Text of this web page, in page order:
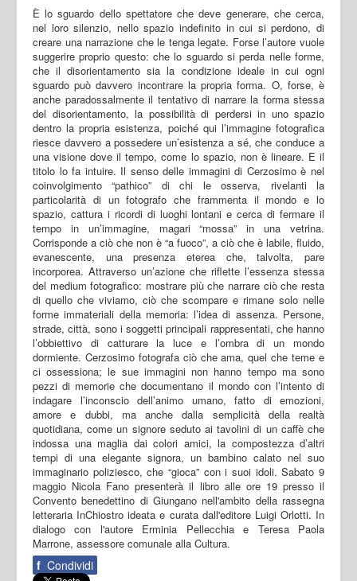
È lo sguardo dello spettatore che deve generare, che cerca,
nel loro silenzio, nello spazio indefinito in cui si perdono, di
creare una narrazione che le tenga legate. Forse l’autore vuole
suggerire proprio questo: che lo sguardo si perda nelle forme,
che il disorientamento sia la condizione ideale in cui ogni
sguardo può davvero incontrare la propria forma. O, forse, è
anche paradossalmente il tentativo di narrare la forma stessa
del disorientamento, la possibilità di perdersi in uno spazio
dentro la propria esistenza, poiché qui l’immagine fotografica
riesce davvero a possedere un’esistenza a sé, che conduce a
una visione dove il tempo, come lo spazio, non è lineare. E il
titolo lo fa intuire. Il senso delle immagini di Cerzosimo è nel
coinvolgimento “pathico” di chi le osserva, rivelanti la
particolarità di un fotografo che frammenta il mondo e lo
spazio, cattura i ricordi di luoghi lontani e cerca di fermare il
tempo in un’immagine, magari “mossa” in una vetrina.
Corrisponde a ciò che non è “a fuoco”, a ciò che è labile, fluido,
evanescente, una presenza eterea che, talvolta, pare
incorporea. Attraverso un’azione che riflette l’essenza stessa
del medium fotografico: mostrare più che narrare ciò che resta
di quello che viviamo, ciò che scompare e rimane solo nelle
forme immateriali della memoria: l’idea di assenza. Persone,
strade, città, sono i soggetti principali rappresentati, che hanno
l’obbiettivo di catturare la luce e l’ombra di un mondo
dormiente. Cerzosimo fotografa ciò che ama, quel che teme e
ci ossessiona; le sue immagini non hanno tempo ma sono
pezzi di memorie che documentano il mondo con l’intento di
indagare l’inconscio dell’animo umano, fatto di emozioni,
amore e dubbi, ma anche dalla semplicità della realtà
quotidiana, come un signore seduto ai tavolini di un caffè che
indossa una maglia dai colori amici, la compostezza d’altri
tempi di una elegante signora, un bambino calato nel suo
immaginario poliziesco, che “gioca” con i suoi idoli. Sabato 9
maggio Nicola Fano presenterà il libro alle ore 19 presso il
Convento benedettino di Giungano nell'ambito della rassegna
letteraria InChiostro ideata e curata dall'editore Luigi Orlotti. In
dialogo con l'autore Erminia Pellecchia e Teresa Paola
Marrone, assessore comunale alla Cultura.
f Condividi